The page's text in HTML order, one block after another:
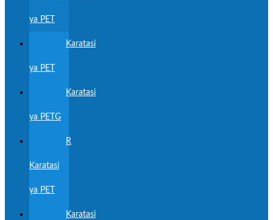
ya PET
Karatasi
ya PET
Karatasi
ya PETG
R
Karatasi
ya PET
Karatasi